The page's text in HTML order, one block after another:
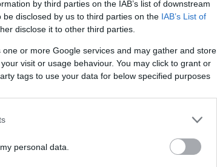
by third parties on the IAB’s list of downstream
disclosed by us to third parties on the IAB’s List of
disclose it to other third parties.
or more Google services and may gather and store
visit or usage behaviour. You may click to grant or
tags to use your data for below specified purposes
personal data.